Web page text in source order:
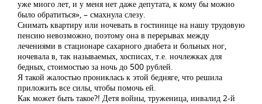
уже много лет, и у меня нет даже депутата, к кому бы можно
было обратиться», – смахнула слезу.
Снимать квартиру или ночевать в гостинице на нашу трудовую
пенсию невозможно, поэтому она в перерывах между
лечениями в стационаре сахарного диабета и больных ног,
ночевала в, так называемых, хосписах, т.е. ночлежках для
бедных, стоимостью за ночь до 500 рублей.
Я такой жалостью прониклась к этой бедняге, что решила
приложить все силы, чтобы помочь ей.
Как может быть такое?! Детя войны, труженица, инвалид 2-й